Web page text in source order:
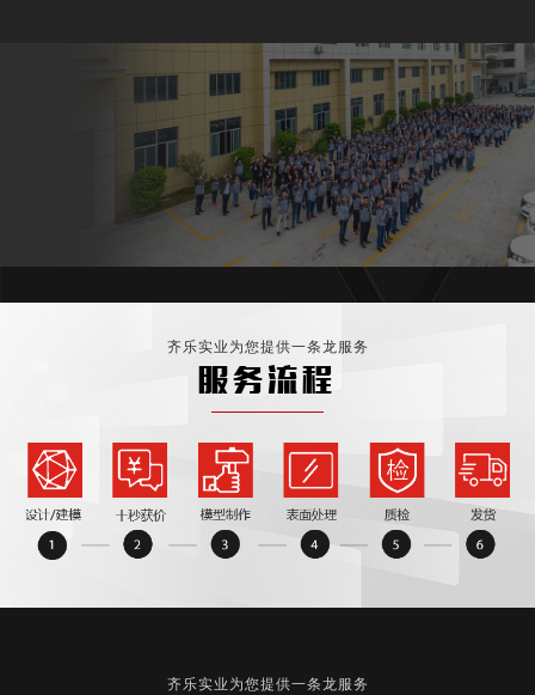
齐乐实业为您提供一条龙服务
服务流程
齐乐实业为您提供一条龙服务